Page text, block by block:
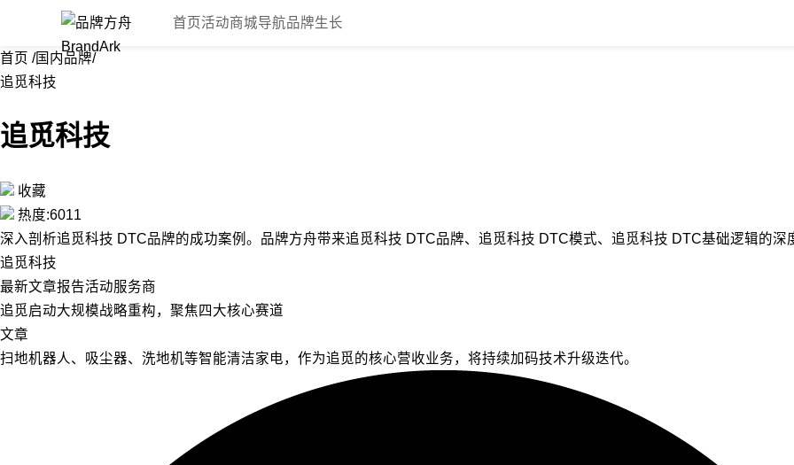
首页 活动商城导航品牌生长
首页 /国内品牌/
追觅科技
追觅科技
收藏
热度:6011
深入剖析追觅科技 DTC品牌的成功案例。品牌方舟带来追觅科技 DTC品牌、追觅科技 DTC模式、追觅科技 DTC基础逻辑的
追觅科技
最新文章报告活动服务商
追觅启动大规模战略重构，聚焦四大核心赛道
文章
扫地机器人、吸尘器、洗地机等智能清洁家电，作为追觅的核心营收业务，将持续加码技术升级迭代。